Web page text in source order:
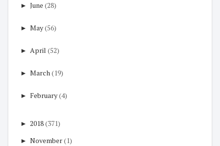
► June (28)
► May(56)
► April (52)
► March(19)
► February(4)
► 2018(371)
► November(1)